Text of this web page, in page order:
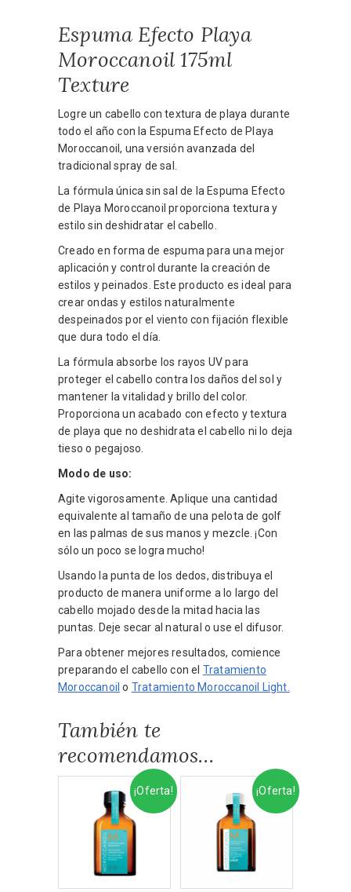
Espuma Efecto Playa
Moroccanoil 175ml
Texture
Logre un cabello con textura de playa durante
todo el año con la Espuma Efecto de Playa
Moroccanoil, una versión avanzada del
tradicional spray de sal.
La fórmula única sin sal de la Espuma Efecto
de Playa Moroccanoil proporciona textura y
estilo sin deshidratar el cabello.
Creado en forma de espuma para una mejor
aplicación y control durante la creación de
estilos y peinados. Este producto es ideal para
crear ondas y estilos naturalmente
despeinados por el viento con fijación flexible
que dura todo el día.
La fórmula absorbe los rayos UV para
proteger el cabello contra los daños del sol y
mantener la vitalidad y brillo del color.
Proporciona un acabado con efecto y textura
de playa que no deshidrata el cabello ni lo deja
tieso o pegajoso.
Modo de uso:
Agite vigorosamente. Aplique una cantidad
equivalente al tamaño de una pelota de golf
en las palmas de sus manos y mezcle. ¡Con
sólo un poco se logra mucho!
Usando la punta de los dedos, distribuya el
producto de manera uniforme a lo largo del
cabello mojado desde la mitad hacia las
puntas. Deje secar al natural o use el difusor.
Para obtener mejores resultados, comience
preparando el cabello con el Tratamiento
Moroccanoil o Tratamiento Moroccanoil Light.
También te
recomendamos…
¡Oferta! ¡Oferta!